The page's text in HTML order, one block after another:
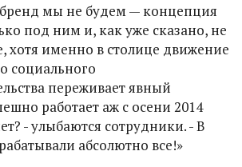
мы не будем — концепция
под ним и, как уже сказано, не
хотя именно в столице движение
социального
переживает явный
работает аж с осени 2014
- улыбаются сотрудники. - В
абсолютно все!»